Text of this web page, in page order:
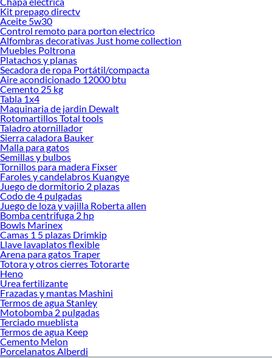
Kit prepago directv
Aceite 5w30
Control remoto para porton electrico
Alfombras decorativas Just home collection
Muebles Poltrona
Platachos y planas
Secadora de ropa Portátil/compacta
Aire acondicionado 12000 btu
Cemento 25 kg
Tabla 1x4
Maquinaria de jardin Dewalt
Rotomartillos Total tools
Taladro atornillador
Sierra caladora Bauker
Malla para gatos
Semillas y bulbos
Tornillos para madera Fixser
Faroles y candelabros Kuangye
Juego de dormitorio 2 plazas
Codo de 4 pulgadas
Juego de loza y vajilla Roberta allen
Bomba centrifuga 2 hp
Bowls Marinex
Camas 1 5 plazas Drimkip
Llave lavaplatos flexible
Arena para gatos Traper
Totora y otros cierres Totorarte
Heno
Urea fertilizante
Frazadas y mantas Mashini
Termos de agua Stanley
Motobomba 2 pulgadas
Terciado mueblista
Termos de agua Keep
Cemento Melon
Porcelanatos Alberdi